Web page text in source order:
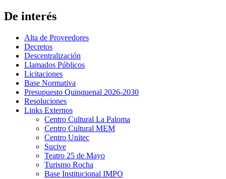
De interés
Alta de Proveedores
Decretos
Descentralización
Llamados Públicos
Licitaciones
Base Normativa
Presupuesto Quinquenal 2026-2030
Resoluciones
Links Externos
Centro Cultural La Paloma
Centro Cultural MEM
Centro Unitec
Sucive
Teatro 25 de Mayo
Turismo Rocha
Base Institucional IMPO